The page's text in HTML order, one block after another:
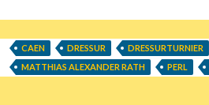
CAEN DRESSUR DRESSURTURNIER
MATTHIAS ALEXANDER RATH
PERL